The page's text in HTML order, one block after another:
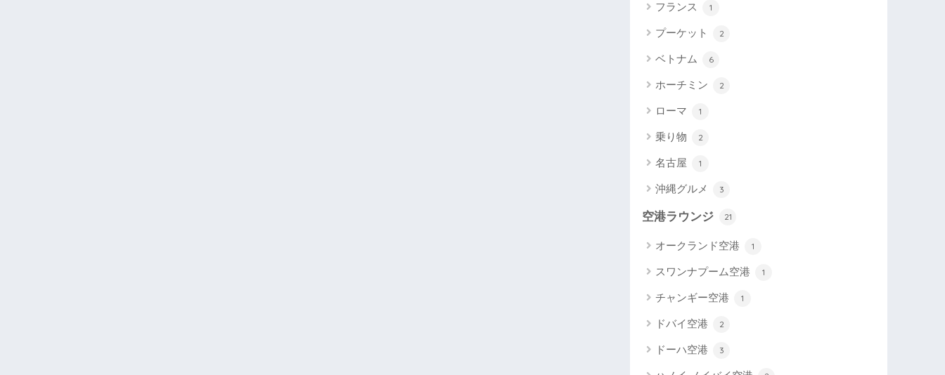
フランス 1
プーケット 2
ベトナム 6
ホーチミン 2
ローマ 1
乗り物 2
名古屋 1
沖縄グルメ 3
空港ラウンジ 21
オークランド空港 1
スワンナプーム空港 1
チャンギー空港 1
ドバイ空港 2
ドーハ空港 3